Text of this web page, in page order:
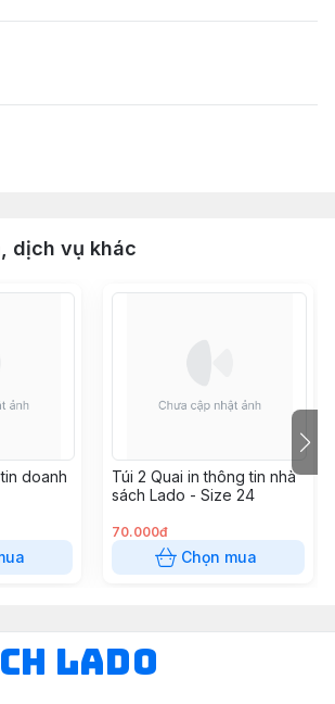
dịch vụ khác
doanh
Túi 2 Quai in thông tin nhà
sách Lado - Size 24
70.000đ
Chọn mua
LADO